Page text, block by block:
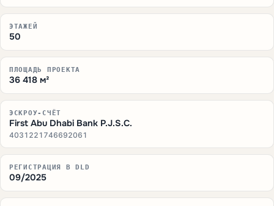
ЭТАЖЕЙ
50
ПЛОЩАДЬ ПРОЕКТА
36 418 м²
ЭСКРОУ-СЧЁТ
First Abu Dhabi Bank P.J.S.C.
4031221746692061
РЕГИСТРАЦИЯ В DLD
09/2025